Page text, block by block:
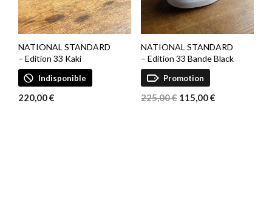
NATIONAL STANDARD
– Edition 33 Kaki
Indisponible
220,00€
NATIONAL STANDARD
– Edition 33 Bande Black
Promotion
225,00€ Le
115,00€Le